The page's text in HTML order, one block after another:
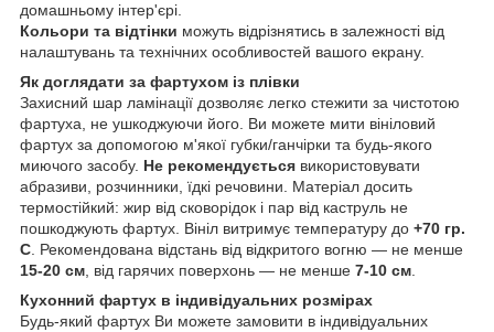
домашньому інтер'єрі.
Кольори та відтінки можуть відрізнятись в залежності від
налаштувань та технічних особливостей вашого екрану.
Як доглядати за фартухом із плівки
Захисний шар ламінації дозволяє легко стежити за чистотою
фартуха, не ушкоджуючи його. Ви можете мити вініловий
фартух за допомогою м'якої губки/ганчірки та будь-якого
миючого засобу. Не рекомендується використовувати
абразиви, розчинники, їдкі речовини. Матеріал досить
термостійкий: жир від сковорідок і пар від каструль не
пошкоджують фартух. Вініл витримує температуру до +70 гр.
С. Рекомендована відстань від відкритого вогню — не менше
15-20 см, від гарячих поверхонь — не менше 7-10 см.
Кухонний фартух в індивідуальних розмірах
Будь-який фартух Ви можете замовити в індивідуальних